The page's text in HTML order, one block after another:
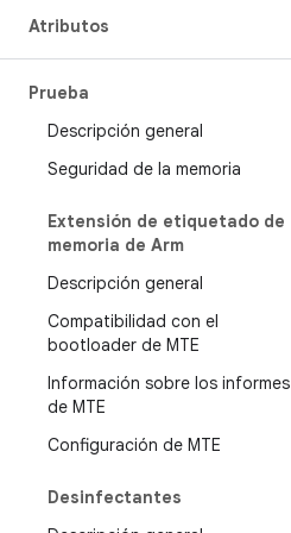
Atributos
Prueba
Descripción general
Seguridad de la memoria
Extensión de etiquetado de
memoria de Arm
Descripción general
Compatibilidad con el
bootloader de MTE
Información sobre los informes
de MTE
Configuración de MTE
Desinfectantes